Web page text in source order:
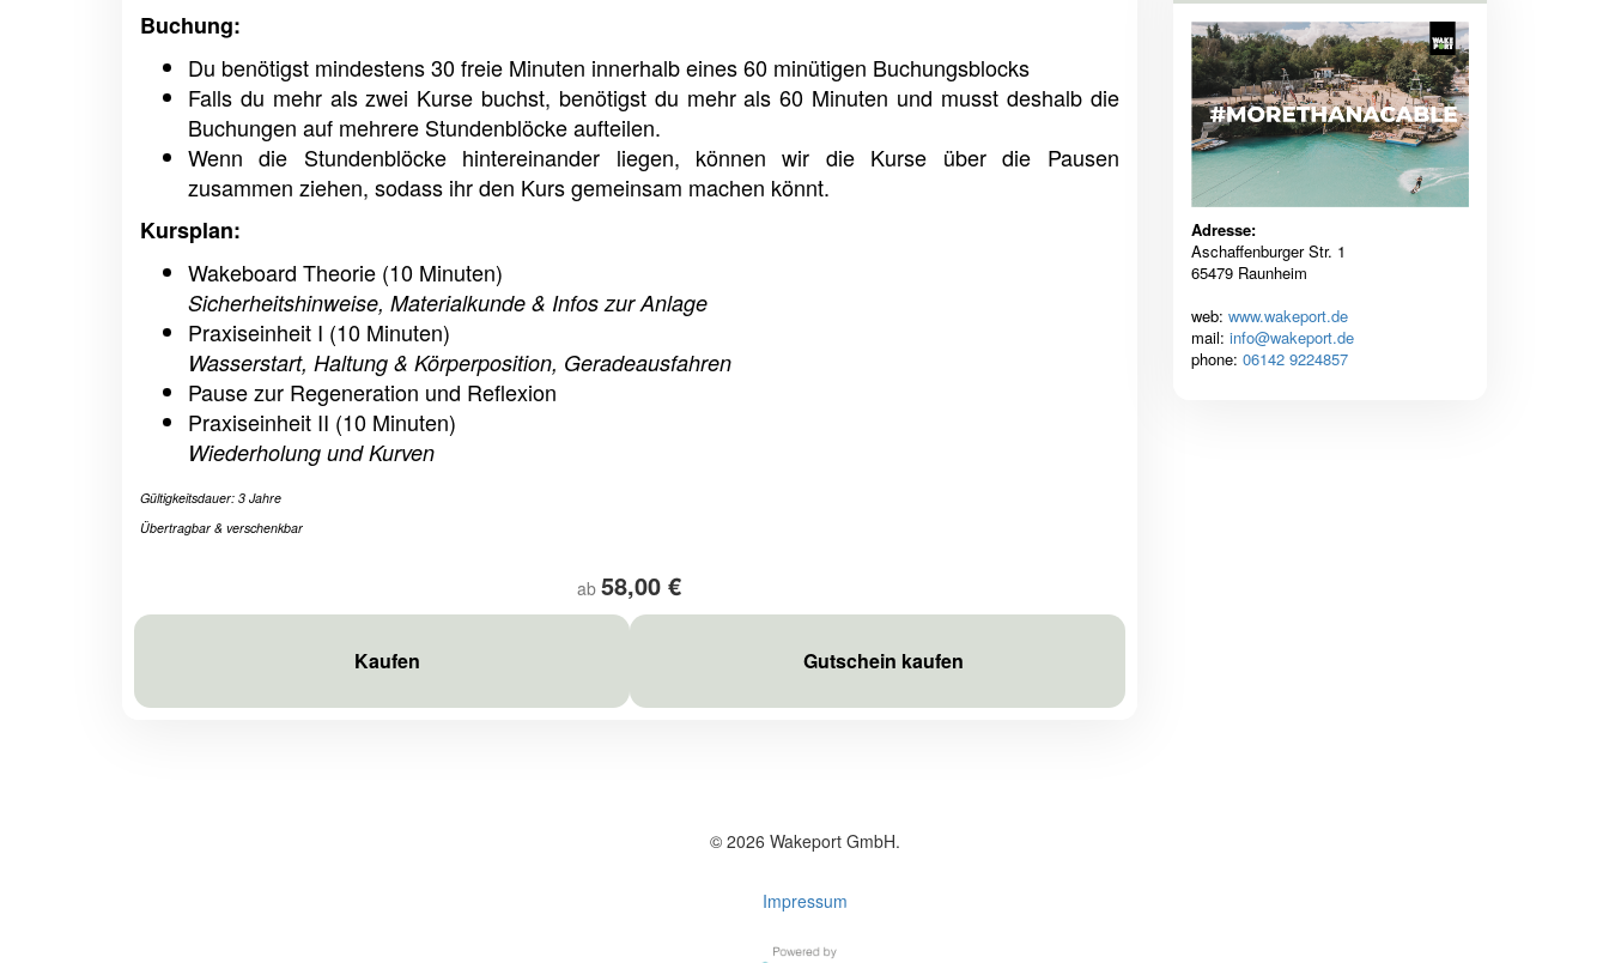
Buchung:
Du benötigst mindestens 30 freie Minuten innerhalb eines 60 minütigen Buchungsblocks
Falls du mehr als zwei Kurse buchst, benötigst du mehr als 60 Minuten und musst deshalb die
Buchungen auf mehrere Stundenblöcke aufteilen.
Wenn die Stundenblöcke hintereinander liegen, können wir die Kurse über die Pausen
zusammen ziehen, sodass ihr den Kurs gemeinsam machen könnt.
Kursplan:
Wakeboard Theorie (10 Minuten)
Sicherheitshinweise, Materialkunde & Infos zur Anlage
Praxiseinheit I (10 Minuten)
Wasserstart, Haltung & Körperposition, Geradeausfahren
Pause zur Regeneration und Reflexion
Praxiseinheit II (10 Minuten)
Wiederholung und Kurven
Gültigkeitsdauer: 3 Jahre
Übertragbar & verschenkbar
ab 58,00 €
Kaufen Gutschein kaufen
Adresse:
Aschaffenburger Str. 1
65479 Raunheim
web: www.wakeport.de
mail: info@wakeport.de
phone: 06142 9224857
© 2026 Wakeport GmbH.
Impressum